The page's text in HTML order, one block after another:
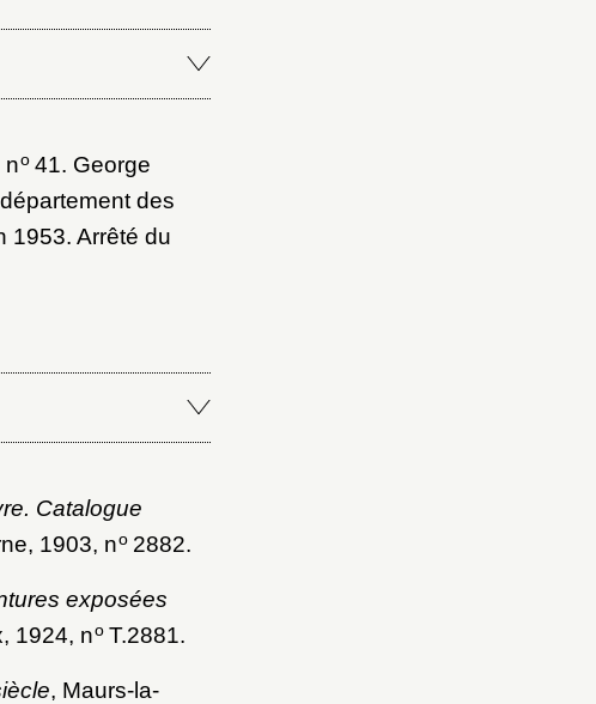
no41. George
des
1953. Arrêté du
Catalogue
1903, no2882.
exposées
1924, noT.2881.
, Maurs-la-